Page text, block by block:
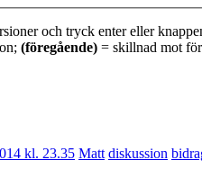
och tryck enter eller
(föregående) = skillnad mot
kl. 23.35 Matt diskussion